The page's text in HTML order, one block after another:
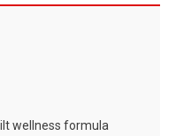
wellness formula